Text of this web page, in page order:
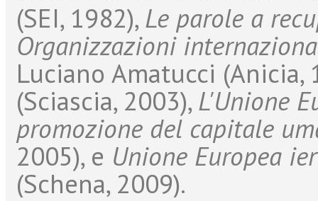
(SEI, 1982), Le parole a
Organizzazioni
Luciano Amatucci (Anicia,
(Sciascia, 2003), L'Unione
promozione del capitale
2005), e Unione Europea
(Schena, 2009).